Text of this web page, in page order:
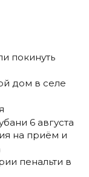
покинуть
дом в селе
6 августа
на приём и
пенальти в